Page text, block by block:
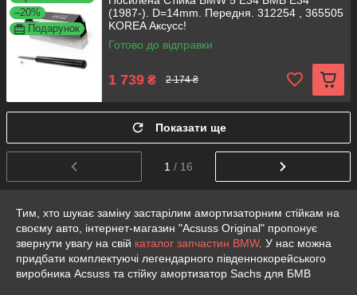
–20%
Подарунок
(1987-). D=14mm. Передня. 312254 , 365505
KOREA Аксусс!
Готово до відправки
1 739 ₴ 2 174 ₴
Показати ще
1 / 16
Тим, хто шукає заміну застарілим амортизаторним стійкам на
своєму авто, інтернет-магазин "Acsuss Original" пропонує
звернути увагу на свій каталог запчастин BMW. У нас можна
придбати комплектуючі легендарного південнокорейського
виробника Acsuss та стійку амортизатор Sachs для БМВ